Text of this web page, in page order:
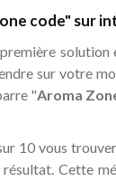
code" sur
solution
sur votre
"Aroma
10 vous
Cette